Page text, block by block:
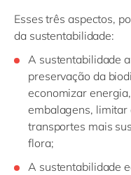
Esses três aspectos,
da sustentabilidade:
A sustentabilidade
preservação da
economizar
embalagens, limitar
transportes mais
flora;
A sustentabilidade